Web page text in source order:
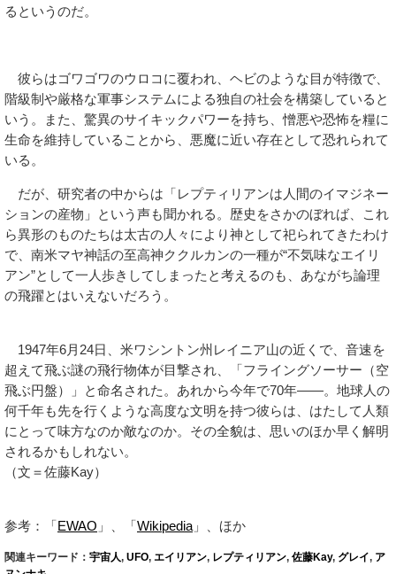
るというのだ。
彼らはゴワゴワのウロコに覆われ、ヘビのような目が特徴で、
階級制や厳格な軍事システムによる独自の社会を構築していると
いう。また、驚異のサイキックパワーを持ち、憎悪や恐怖を糧に
生命を維持していることから、悪魔に近い存在として恐れられて
いる。
だが、研究者の中からは「レプティリアンは人間のイマジネー
ションの産物」という声も聞かれる。歴史をさかのぼれば、これ
ら異形のものたちは太古の人々により神として祀られてきたわけ
で、南米マヤ神話の至高神ククルカンの一種が“不気味なエイリ
アン”として一人歩きしてしまったと考えるのも、あながち論理
の飛躍とはいえないだろう。
1947年6月24日、米ワシントン州レイニア山の近くで、音速を
超えて飛ぶ謎の飛行物体が目撃され、「フライングソーサー（空
飛ぶ円盤）」と命名された。あれから今年で70年――。地球人の
何千年も先を行くような高度な文明を持つ彼らは、はたして人類
にとって味方なのか敵なのか。その全貌は、思いのほか早く解明
されるかもしれない。
（文＝佐藤Kay）
参考：「EWAO 」、「Wikipedia 」、ほか
関連キーワード： 宇宙人, UFO, エイリアン, レプティリアン, 佐藤Kay, グレイ, ア